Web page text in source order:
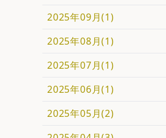
2025年09月(1)
2025年08月(1)
2025年07月(1)
2025年06月(1)
2025年05月(2)